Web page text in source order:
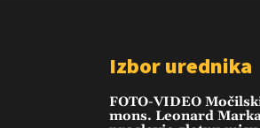
Izbor urednika
FOTO-VIDEO
mons. Leonard